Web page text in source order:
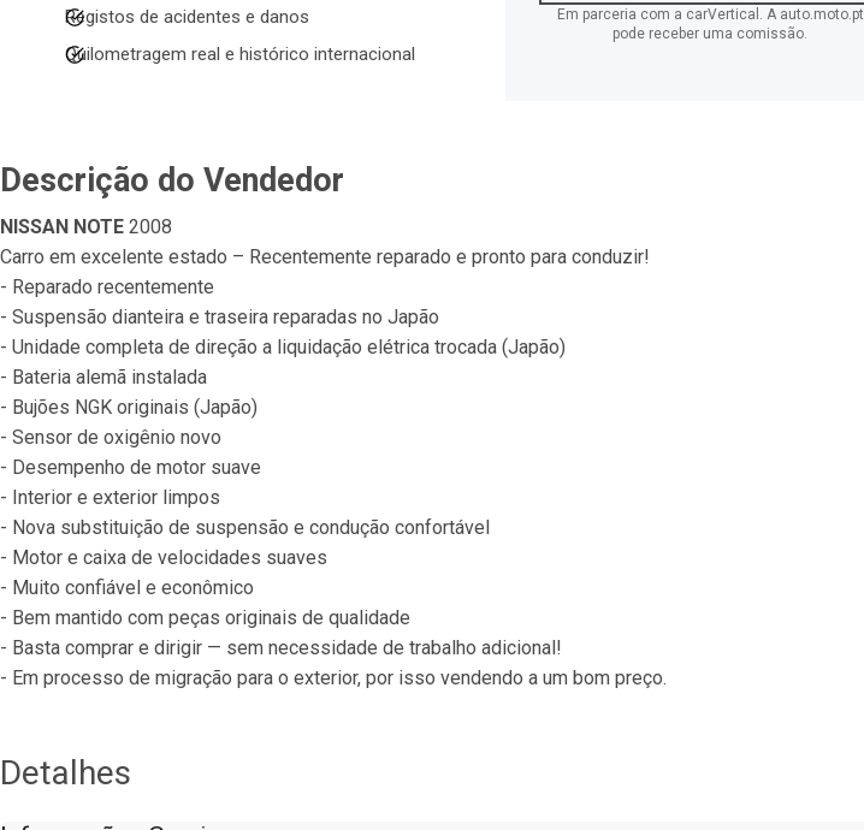
Registos de acidentes e danos
Quilometragem real e histórico internacional
Em parceria com a carVertical. A auto.moto.pt
pode receber uma comissão.
Descrição do Vendedor
NISSAN NOTE 2008
Carro em excelente estado – Recentemente reparado e pronto para conduzir!
- Reparado recentemente
- Suspensão dianteira e traseira reparadas no Japão
- Unidade completa de direção a liquidação elétrica trocada (Japão)
- Bateria alemã instalada
- Bujões NGK originais (Japão)
- Sensor de oxigênio novo
- Desempenho de motor suave
- Interior e exterior limpos
- Nova substituição de suspensão e condução confortável
- Motor e caixa de velocidades suaves
- Muito confiável e econômico
- Bem mantido com peças originais de qualidade
- Basta comprar e dirigir — sem necessidade de trabalho adicional!
- Em processo de migração para o exterior, por isso vendendo a um bom preço.
Detalhes